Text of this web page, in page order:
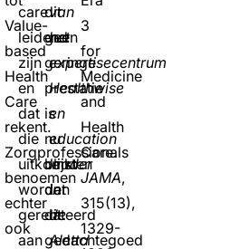
Value-
based
Health
Care
rekent.
Zorgprofessionals
benoemen
echter
ook
care
leidend
zijn
en
dat
die
uitkomsten
worden
gerelateerd
aan
dit
geen
geringe
prestatie
is
nu
blijkt
dat
dit
gedachtegoed
van
het
expertisecentrum
Healthwise
en
education
leader
in
de
Aletta
3
for
Medicine
and
Health
Care.
JAMA,
315(13),
1329-